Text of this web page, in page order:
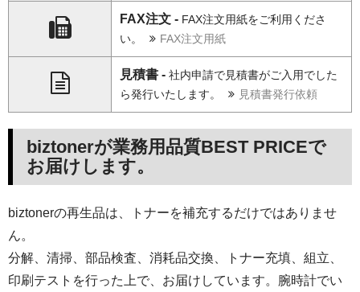
FAX注文 - FAX注文用紙をご利用くださ
い。
FAX注文用紙
見積書 - 社内申請で見積書がご入用でした
ら発行いたします。
見積書発行依頼
biztonerが業務用品質BEST PRICEで
お届けします。
biztonerの再生品は、トナーを補充するだけではありませ
ん。
分解、清掃、部品検査、消耗品交換、トナー充填、組立、
印刷テストを行った上で、お届けしています。腕時計でい